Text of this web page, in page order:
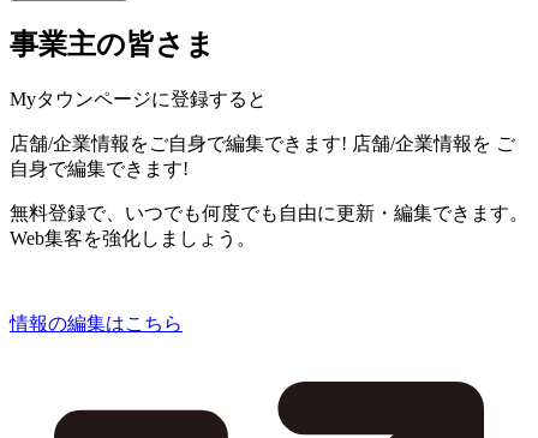
事業主の皆さま
Myタウンページに登録すると
店舗/企業情報をご自身で編集できます! 店舗/企業情報を ご
自身で編集できます!
無料登録で、いつでも何度でも自由に更新・編集できます。
Web集客を強化しましょう。
情報の編集はこちら